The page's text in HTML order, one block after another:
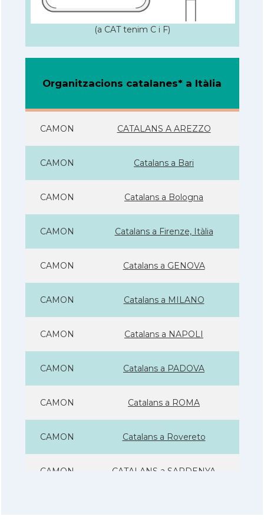
(a CAT tenim C i F)
Organitzacions catalanes* a Itàlia
CAMON CATALANS A AREZZO
CAMON Catalans a Bari
CAMON Catalans a Bologna
CAMON Catalans a Firenze, Itàlia
CAMON Catalans a GENOVA
CAMON Catalans a MILANO
CAMON Catalans a NAPOLI
CAMON Catalans a PADOVA
CAMON Catalans a ROMA
CAMON Catalans a Rovereto
CAMON CATALANS a SARDENYA